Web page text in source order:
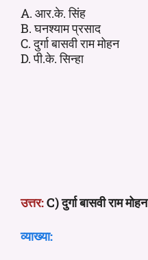
A. आर.के. सिंह
B. घनश्याम प्रसाद
C. दुर्गा बासवी राम मोहन
D. पी.के. सिन्हा
उत्तर:C) दुर्गा बासवी राम मोहन
व्याख्या: